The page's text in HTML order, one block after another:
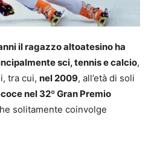
il ragazzo altoatesino ha
sci, tennis e calcio,
tra cui, nel 2009, all’età di soli
nel 32º Gran Premio
solitamente coinvolge